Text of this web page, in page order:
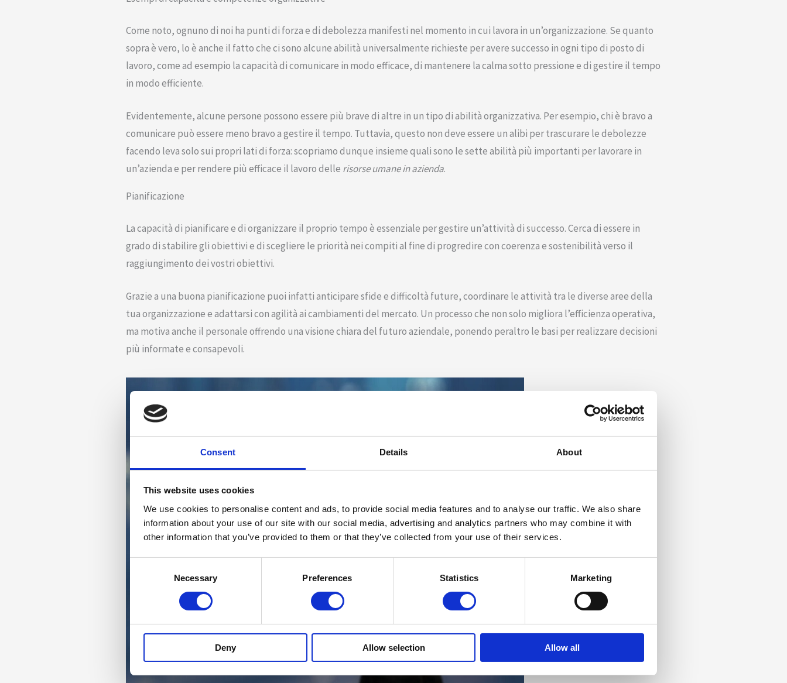
Consent Details About
This website uses cookies
We use cookies to personalise content and ads, to provide social media features and to analyse our traffic. We also share
information about your use of our site with our social media, advertising and analytics partners who may combine it with
other information that you’ve provided to them or that they’ve collected from your use of their services.
Necessary Preferences Statistics Marketing
Deny Allow selection Allow all
Come noto, ognuno di noi ha punti di forza e di debolezza manifesti nel momento in cui lavora in un’organizzazione. Se quanto
sopra è vero, lo è anche il fatto che ci sono alcune abilità universalmente richieste per avere successo in ogni tipo di posto di
lavoro, come ad esempio la capacità di comunicare in modo efficace, di mantenere la calma sotto pressione e di gestire il tempo
in modo efficiente.
Evidentemente, alcune persone possono essere più brave di altre in un tipo di abilità organizzativa. Per esempio, chi è bravo a
comunicare può essere meno bravo a gestire il tempo. Tuttavia, questo non deve essere un alibi per trascurare le debolezze
facendo leva solo sui propri lati di forza: scopriamo dunque insieme quali sono le sette abilità più importanti per lavorare in
un’azienda e per rendere più efficace il lavoro delle risorse umane in azienda.
Pianificazione
La capacità di pianificare e di organizzare il proprio tempo è essenziale per gestire un’attività di successo. Cerca di essere in
grado di stabilire gli obiettivi e di scegliere le priorità nei compiti al fine di progredire con coerenza e sostenibilità verso il
raggiungimento dei vostri obiettivi.
Grazie a una buona pianificazione puoi infatti anticipare sfide e difficoltà future, coordinare le attività tra le diverse aree della
tua organizzazione e adattarsi con agilità ai cambiamenti del mercato. Un processo che non solo migliora l’efficienza operativa,
ma motiva anche il personale offrendo una visione chiara del futuro aziendale, ponendo peraltro le basi per realizzare decisioni
più informate e consapevoli.